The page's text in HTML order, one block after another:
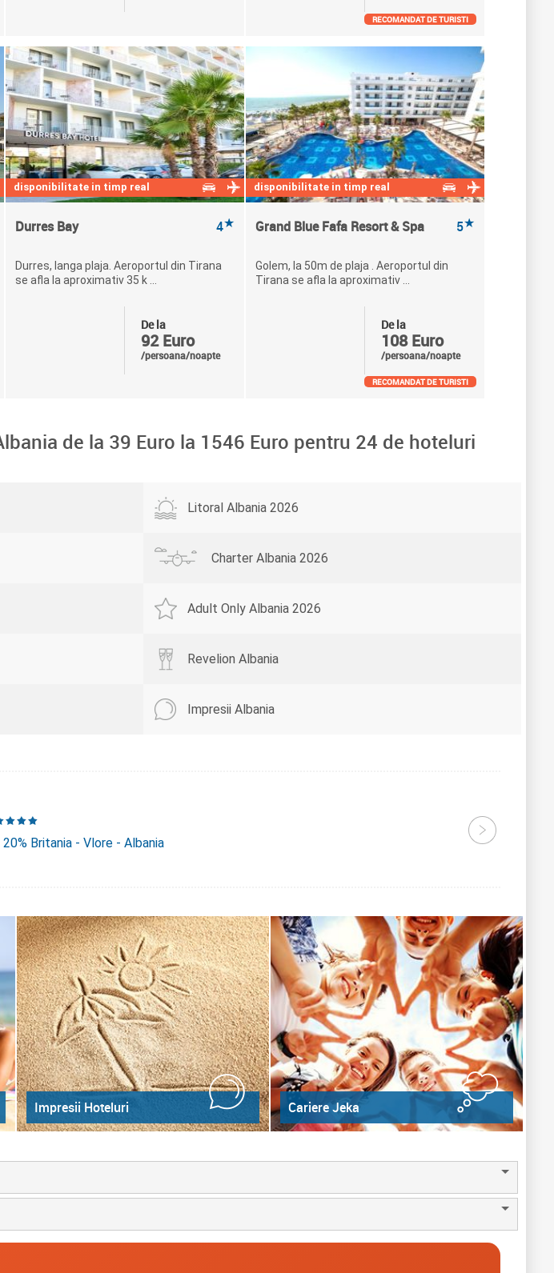
RECOMANDAT DE TURISTI
disponibilitate in timp real
Durres Bay 4★
Durres, langa plaja. Aeroportul din Tirana
se afla la aproximativ 35 k ...
De la
92 Euro
/persoana/noapte
disponibilitate in timp real
Grand Blue Fafa Resort & Spa 5★
Golem, la 50m de plaja . Aeroportul din
Tirana se afla la aproximativ ...
De la
108 Euro
/persoana/noapte
RECOMANDAT DE TURISTI
de la 39 Euro la 1546 Euro pentru 24 de hoteluri
Litoral Albania 2026
Charter Albania 2026
Adult Only Albania 2026
Revelion Albania
Impresii Albania
Britania - Vlore - Albania
Impresii Hoteluri Cariere Jeka